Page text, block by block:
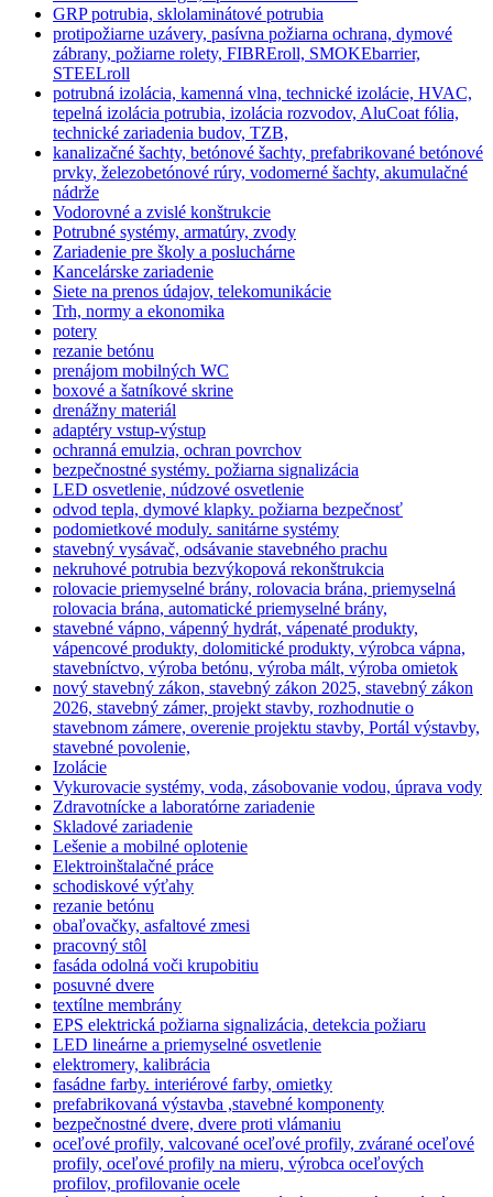
GRP potrubia, sklolaminátové potrubia
protipožiarne uzávery, pasívna požiarna ochrana, dymové
zábrany, požiarne rolety, FIBREroll, SMOKEbarrier,
STEELroll
potrubná izolácia, kamenná vlna, technické izolácie, HVAC,
tepelná izolácia potrubia, izolácia rozvodov, AluCoat fólia,
technické zariadenia budov, TZB,
kanalizačné šachty, betónové šachty, prefabrikované betónové
prvky, železobetónové rúry, vodomerné šachty, akumulačné
nádrže
Vodorovné a zvislé konštrukcie
Potrubné systémy, armatúry, zvody
Zariadenie pre školy a posluchárne
Kancelárske zariadenie
Siete na prenos údajov, telekomunikácie
Trh, normy a ekonomika
potery
rezanie betónu
prenájom mobilných WC
boxové a šatníkové skrine
drenážny materiál
adaptéry vstup-výstup
ochranná emulzia, ochran povrchov
bezpečnostné systémy. požiarna signalizácia
LED osvetlenie, núdzové osvetlenie
odvod tepla, dymové klapky. požiarna bezpečnosť
podomietkové moduly. sanitárne systémy
stavebný vysávač, odsávanie stavebného prachu
nekruhové potrubia bezvýkopová rekonštrukcia
rolovacie priemyselné brány, rolovacia brána, priemyselná
rolovacia brána, automatické priemyselné brány,
stavebné vápno, vápenný hydrát, vápenaté produkty,
vápencové produkty, dolomitické produkty, výrobca vápna,
stavebníctvo, výroba betónu, výroba mált, výroba omietok
nový stavebný zákon, stavebný zákon 2025, stavebný zákon
2026, stavebný zámer, projekt stavby, rozhodnutie o
stavebnom zámere, overenie projektu stavby, Portál výstavby,
stavebné povolenie,
Izolácie
Vykurovacie systémy, voda, zásobovanie vodou, úprava vody
Zdravotnícke a laboratórne zariadenie
Skladové zariadenie
Lešenie a mobilné oplotenie
Elektroinštalačné práce
schodiskové výťahy
rezanie betónu
obaľovačky, asfaltové zmesi
pracovný stôl
fasáda odolná voči krupobitiu
posuvné dvere
textílne membrány
EPS elektrická požiarna signalizácia, detekcia požiaru
LED lineárne a priemyselné osvetlenie
elektromery, kalibrácia
fasádne farby. interiérové farby, omietky
prefabrikovaná výstavba ,stavebné komponenty
bezpečnostné dvere, dvere proti vlámaniu
oceľové profily, valcované oceľové profily, zvárané oceľové
profily, oceľové profily na mieru, výrobca oceľových
profilov, profilovanie ocele